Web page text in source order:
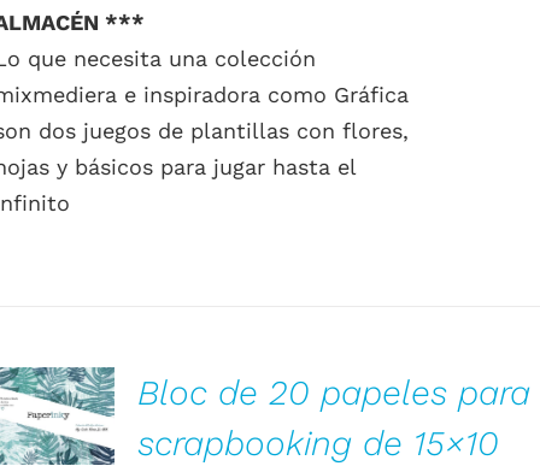
***
que necesita una colección
e inspiradora como Gráfica
dos juegos de plantillas con flores,
y básicos para jugar hasta el
AÑADIR AL
CARRITO
/
DETALLES
Bloc de 20 papeles para
scrapbooking de 15×10